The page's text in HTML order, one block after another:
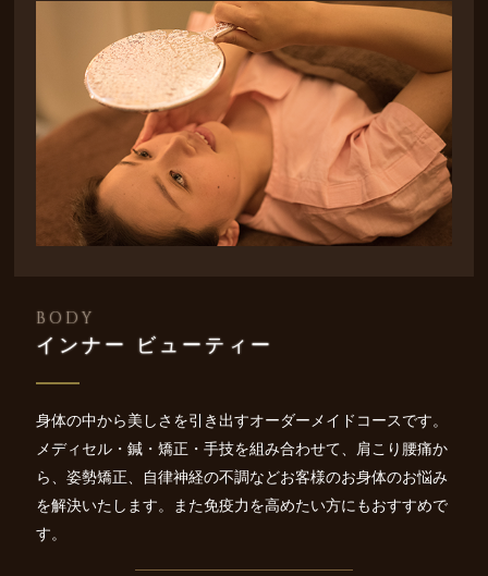
BODY
インナー ビューティー
身体の中から美しさを引き出すオーダーメイドコースです。
メディセル・鍼・矯正・手技を組み合わせて、 肩こり腰痛か
ら、姿勢矯正、自律神経の不調などお客様のお身体のお悩み
を解決いたします。また免疫力を高めたい方にもおすすめで
す。